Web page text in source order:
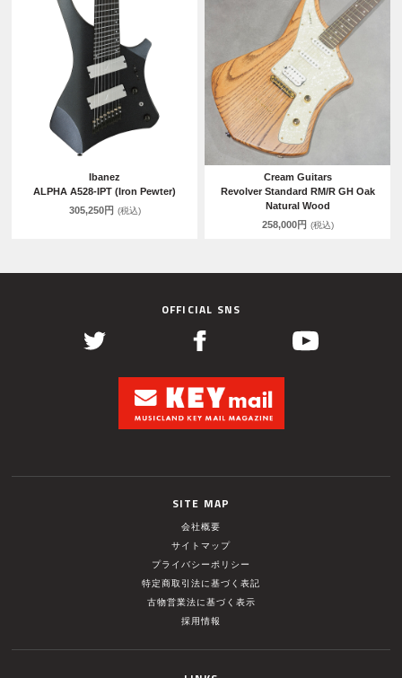
Ibanez
ALPHA A528-IPT (Iron Pewter)
305,250円 (税込)
Cream Guitars
Revolver Standard RM/R GH Oak
Natural Wood
258,000円 (税込)
OFFICIAL SNS
SITE MAP
会社概要
サイトマップ
プライバシーポリシー
特定商取引法に基づく表記
古物営業法に基づく表示
採用情報